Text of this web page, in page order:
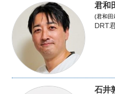
君和
(君和田
DRT
石井